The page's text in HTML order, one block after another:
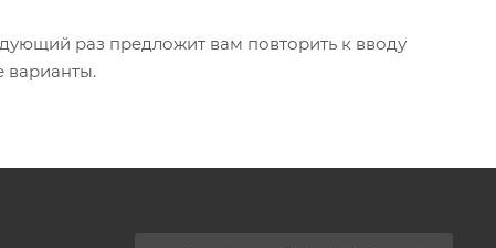
раз предложит вам повторить к вводу
варианты.